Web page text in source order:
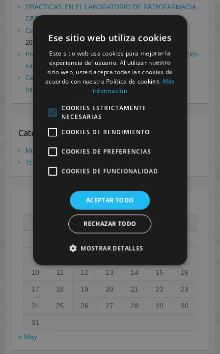
PRÁCTICAS EN EL LABORATORIO DE RADIOFARMACIA.
CESUR MURCIA
Cesur Murcia en directo con Pedro G. Aguado.
2021
Prácticas de Radiología Simple en Cesur Murcia. Protección
total frente a Covid19 enero 26, 2021
Cesur Murcia: Premio Especial FP, XIII Congreso
Internacional Enfermedades raras noviembre 26, 2020
Categorias
Murcia
(281)
Tenerife
X J V
10 11 12 13 14 15 16
17 18 19 20 21 22 23
24 25 26 27 28 29 30
31
« May
Ese sitio web utiliza cookies
Este sitio web usa cookies para mejorar la
experiencia del usuario. Al utilizar nuestro
sitio web, usted acepta todas las cookies de
acuerdo con nuestra Política de cookies. Más
información
COOKIES ESTRICTAMENTE
NECESARIAS
COOKIES DE RENDIMIENTO
COOKIES DE PREFERENCIAS
COOKIES DE FUNCIONALIDAD
ACEPTAR TODO
RECHAZAR TODO
MOSTRAR DETALLES